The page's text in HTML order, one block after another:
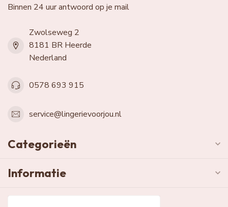
Binnen 24 uur antwoord op je mail
Zwolseweg 2
8181 BR Heerde
Nederland
0578 693 915
service@lingerievoorjou.nl
Categorieën
Informatie